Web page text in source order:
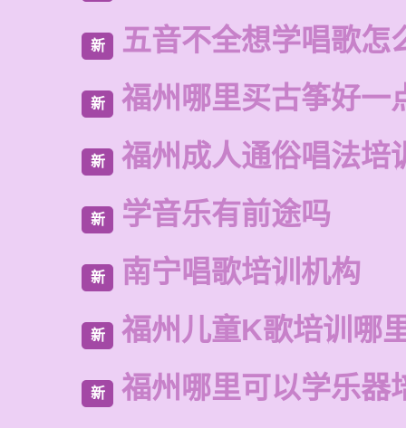
新 五音不全想学唱歌怎
新 福州哪里买古筝好一
新 福州成人通俗唱法培
新 学音乐有前途吗
新 南宁唱歌培训机构
新 福州儿童K歌培训哪
新 福州哪里可以学乐器